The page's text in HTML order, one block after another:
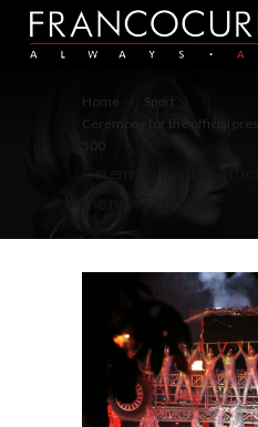
Home
Sport
Ceremony for the official
500
Ceremony for the